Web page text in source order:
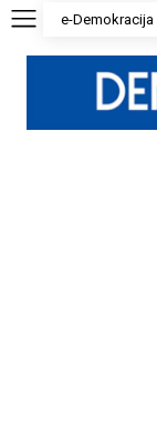
e-Demokracija